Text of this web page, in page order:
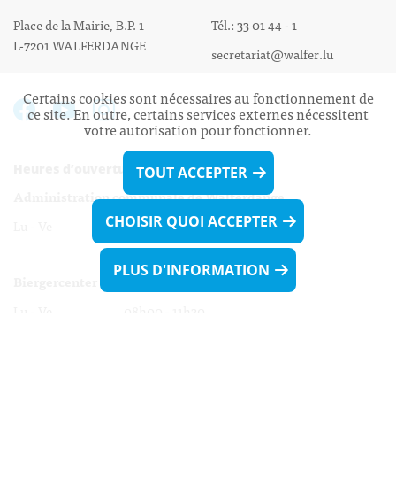
Place de la Mairie, B.P. 1
L-7201 WALFERDANGE
Tél.: 33 01 44 - 1
secretariat@walfer.lu
Heures d’ouverture:
Administration communale de Walferdange
Lu - Ve 08h00 - 11h30
13h30 - 16h00
Certains cookies sont nécessaires au fonctionnement de
ce site. En outre, certains services externes nécessitent
votre autorisation pour fonctionner.
TOUT ACCEPTER
CHOISIR QUOI ACCEPTER
PLUS D'INFORMATION